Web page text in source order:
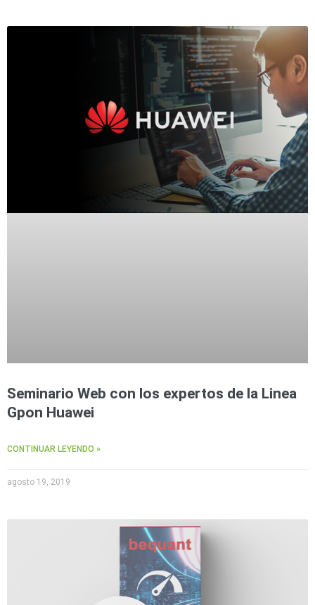
Seminario Web con los expertos de la Linea
Gpon Huawei
CONTINUAR LEYENDO »
agosto 19, 2019